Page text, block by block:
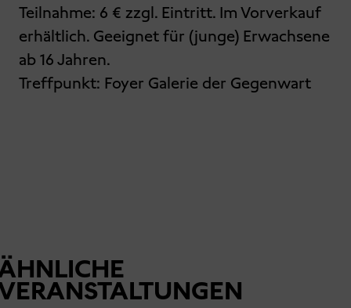
Teilnahme: 6 € zzgl. Eintritt. Im Vorverkauf
erhältlich. Geeignet für (junge) Erwachsene
ab 16 Jahren.
Treffpunkt: Foyer Galerie der Gegenwart